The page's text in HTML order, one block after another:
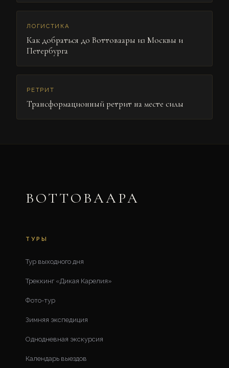
ЛОГИСТИКА
Как добраться до Воттоваары из Москвы и
Петербурга
РЕТРИТ
Трансформационный ретрит на месте силы
ВОТТОВААРА
ТУРЫ
Тур выходного дня
Треккинг «Дикая Карелия»
Фото-тур
Зимняя экспедиция
Однодневная экскурсия
Календарь выездов